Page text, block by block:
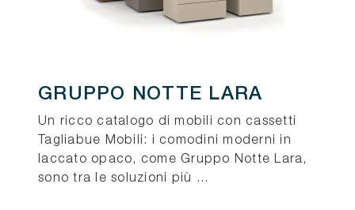
GRUPPO NOTTE LARA
Un ricco catalogo di mobili con cassetti
Tagliabue Mobili: i comodini moderni in
laccato opaco, come Gruppo Notte Lara,
sono tra le soluzioni più ...